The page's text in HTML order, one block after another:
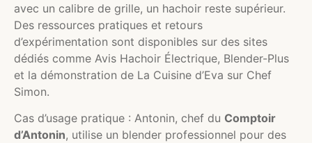
avec un calibre de grille, un hachoir reste supérieur.
Des ressources pratiques et retours
d’expérimentation sont disponibles sur des sites
dédiés comme Avis Hachoir Électrique, Blender-Plus
et la démonstration de La Cuisine d’Eva sur Chef
Simon.
Cas d’usage pratique : Antonin, chef du Comptoir
d’Antonin, utilise un blender professionnel pour des